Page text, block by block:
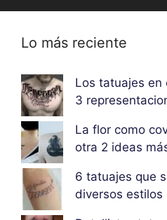
Lo más reciente
Los tatuajes en
3
La flor como
otra 2 ideas
6 tatuajes que
diversos estilos